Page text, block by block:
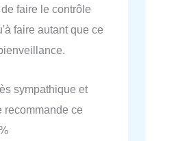
faire le contrôle
faire autant que ce
sympathique et
recommande ce